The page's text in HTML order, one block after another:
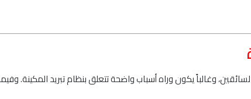
وغالباً يكون وراه أسباب واضحة تتعلق بنظام تبريد المكينة.